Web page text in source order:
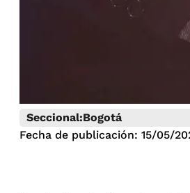
Seccional:Bogotá
Fecha de publicación: 15/05/